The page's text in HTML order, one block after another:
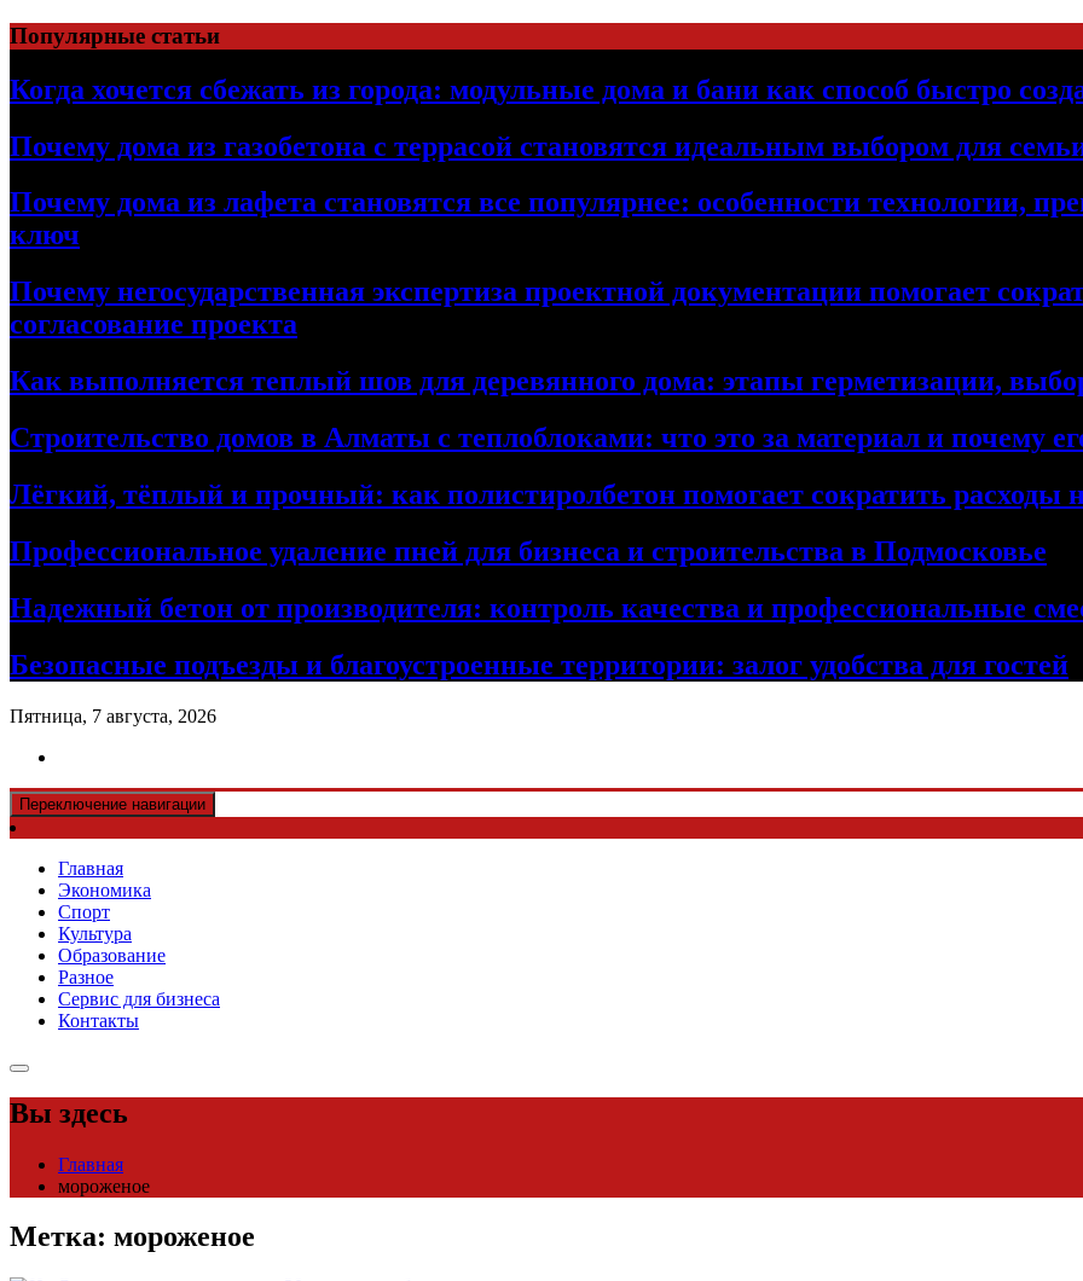
Перейти
к
содержимому
Популярные статьи
Когда хочется сбежать из города: модульные дома и бани как способ быстро
Почему дома из газобетона с террасой становятся идеальным выбором для
Почему дома из лафета становятся все популярнее: особенности технологии,
ключ
Почему негосударственная экспертиза проектной документации помогает
согласование проекта
Как выполняется теплый шов для деревянного дома: этапы герметизации,
Строительство домов в Алматы с теплоблоками: что это за материал и почему
Лёгкий, тёплый и прочный: как полистиролбетон помогает сократить расходы
Профессиональное удаление пней для бизнеса и строительства в Подмосковье
Надежный бетон от производителя: контроль качества и профессиональные
Безопасные подъезды и благоустроенные территории: залог удобства для гостей
Пятница, 7 августа, 2026
Переключение навигации
Главная
Экономика
Спорт
Культура
Образование
Разное
Сервис для бизнеса
Контакты
Вы здесь
Главная
мороженое
Метка: мороженое